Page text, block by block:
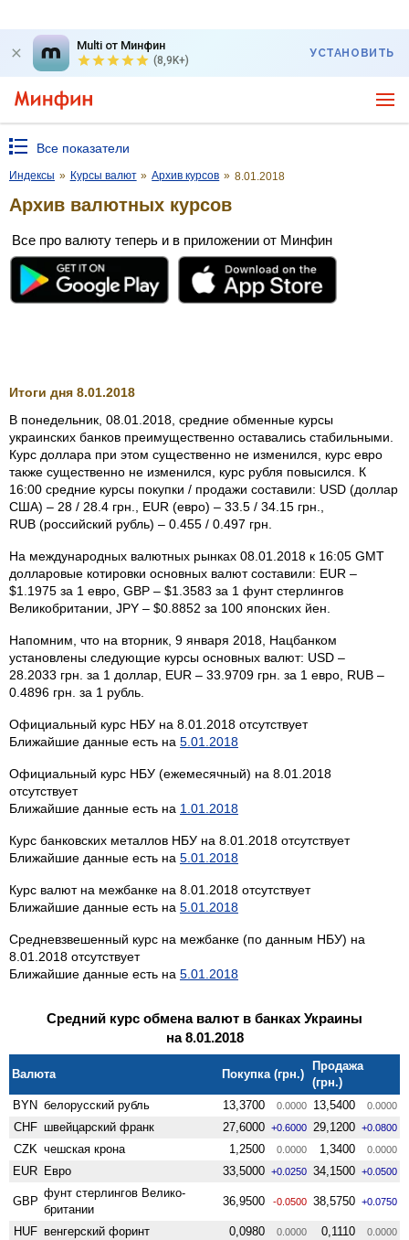
Multi от Минфин
(8,9K+)
УСТАНОВИТЬ
Все показатели
Индексы » Курсы валют » Архив курсов » 8.01.2018
Архив валютных курсов
Все про валюту теперь и в приложении от Минфин
Итоги дня 8.01.2018
В понедельник, 08.01.2018, средние обменные курсы
украинских банков преимущественно оставались стабильными.
Курс доллара при этом существенно не изменился, курс евро
также существенно не изменился, курс рубля повысился. К
16:00 средние курсы покупки / продажи составили: USD (доллар
США) – 28 / 28.4 грн., EUR (евро) – 33.5 / 34.15 грн.,
RUB (российский рубль) – 0.455 / 0.497 грн.
На международных валютных рынках 08.01.2018 к 16:05 GMT
долларовые котировки основных валют составили: EUR –
$1.1975 за 1 евро, GBP – $1.3583 за 1 фунт стерлингов
Великобритании, JPY – $0.8852 за 100 японских йен.
Напомним, что на вторник, 9 января 2018, Нацбанком
установлены следующие курсы основных валют: USD –
28.2033 грн. за 1 доллар, EUR – 33.9709 грн. за 1 евро, RUB –
0.4896 грн. за 1 рубль.
Официальный курс НБУ на 8.01.2018 отсутствует
Ближайшие данные есть на 5.01.2018
Официальный курс НБУ (ежемесячный) на 8.01.2018
отсутствует
Ближайшие данные есть на 1.01.2018
Курс банковских металлов НБУ на 8.01.2018 отсутствует
Ближайшие данные есть на 5.01.2018
Курс валют на межбанке на 8.01.2018 отсутствует
Ближайшие данные есть на 5.01.2018
Средневзвешенный курс на межбанке (по данным НБУ) на
8.01.2018 отсутствует
Ближайшие данные есть на 5.01.2018
Средний курс обмена валют в банках Украины
на 8.01.2018
Валюта Покупка (грн.)
Продажа
(грн.)
BYN белорусский рубль 13,3700 0.0000 13,5400 0.0000
CHF швейцарский франк 27,6000 +0.6000 29,1200 +0.0800
CZK чешская крона 1,2500 0.0000 1,3400 0.0000
EUR Евро 33,5000 +0.0250 34,1500 +0.0500
GBP
фунт стерлингов Велико­
британии
36,9500 -0.0500 38,5750 +0.0750
HUF венгерский форинт 0,0980 0.0000 0,1110 0.0000